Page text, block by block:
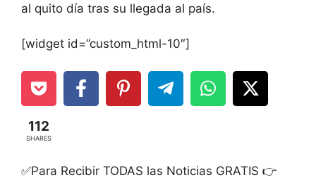
al quito día tras su llegada al país.
[widget id=”custom_html-10″]
112
SHARES
✅Para Recibir TODAS las Noticias GRATIS 👉